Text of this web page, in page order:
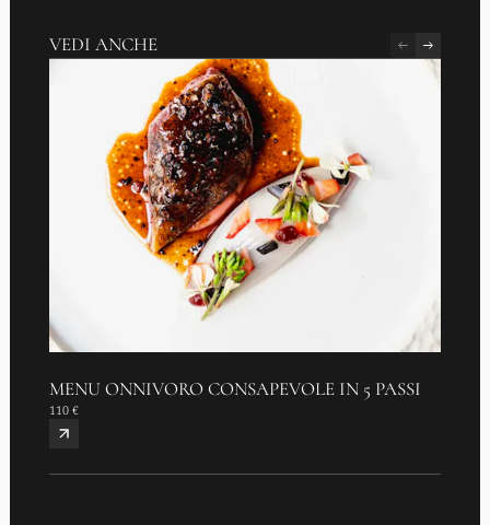
VEDI ANCHE
MENU ONNIVORO CONSAPEVOLE IN 5 PASSI
110 €